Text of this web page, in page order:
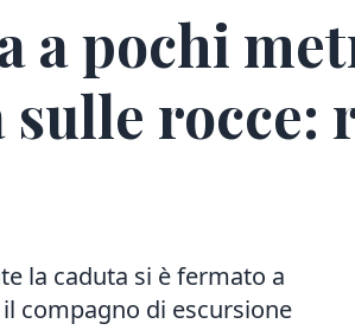
a pochi
rocce:
la caduta si è fermato a
compagno di escursione